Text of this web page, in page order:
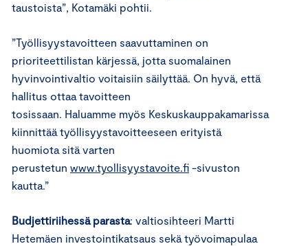
taustoista”, Kotamäki pohtii.
”Työllisyystavoitteen saavuttaminen on
prioriteettilistan kärjessä, jotta suomalainen
hyvinvointivaltio voitaisiin säilyttää. On hyvä, että
hallitus ottaa tavoitteen
tosissaan. Haluamme myös Keskuskauppakamarissa
kiinnittää työllisyystavoitteeseen erityistä
huomiota sitä varten
perustetun www.tyollisyystavoite.fi -sivuston
kautta.”
Budjettiriihessä parasta: valtiosihteeri Martti
Hetemäen investointikatsaus sekä työvoimapulaa